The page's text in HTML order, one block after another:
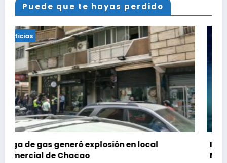
Puede que te hayas perdido
Noticias
INAMEH presentó las Condiciones
Meteorológicas para las próximas 24